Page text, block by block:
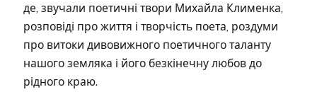
де, звучали поетичні твори Михайла Клименка,
розповіді про життя і творчість поета, роздуми
про витоки дивовижного поетичного таланту
нашого земляка і його безкінечну любов до
рідного краю.